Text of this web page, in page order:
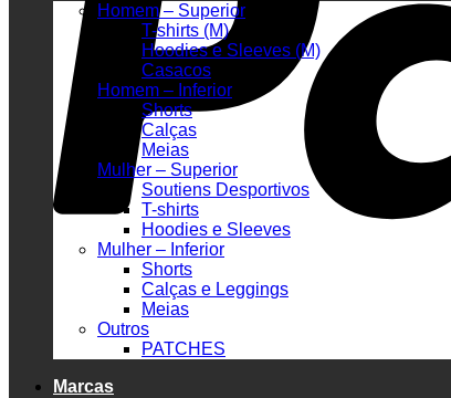
Homem – Superior
T-shirts (M)
Hoodies e Sleeves (M)
Casacos
Homem – Inferior
Shorts
Calças
Meias
Mulher – Superior
Soutiens Desportivos
T-shirts
Hoodies e Sleeves
Mulher – Inferior
Shorts
Calças e Leggings
Meias
Outros
PATCHES
Marcas